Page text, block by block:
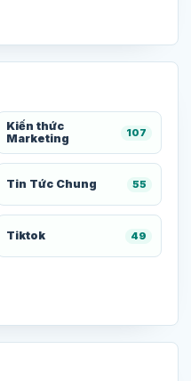
Kiến thức
Marketing
107
Tin Tức Chung 55
Tiktok 49